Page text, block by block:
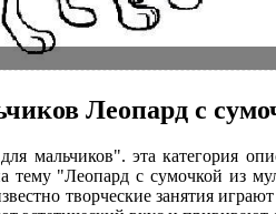
Леопард с
мальчиков". эта категория
тему "Леопард с сумочкой из
творческие занятия